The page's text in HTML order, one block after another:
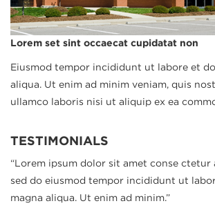
Lorem set sint occaecat cupidatat non
Eiusmod tempor incididunt ut labore et
aliqua. Ut enim ad minim veniam, quis
ullamco laboris nisi ut aliquip ex ea
TESTIMONIALS
“ Lorem ipsum dolor sit amet conse ctetur
sed do eiusmod tempor incididunt ut
magna aliqua. Ut enim ad minim.”